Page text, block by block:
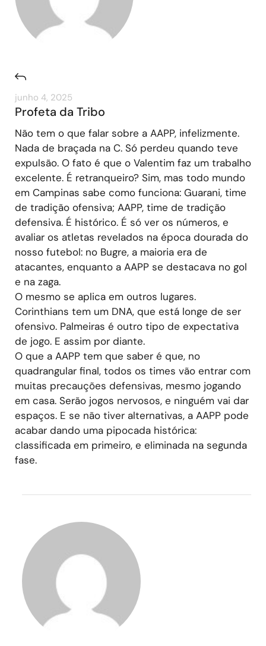
junho 4, 2025
Profeta da Tribo
Não tem o que falar sobre a AAPP, infelizmente.
Nada de braçada na C. Só perdeu quando teve
expulsão. O fato é que o Valentim faz um trabalho
excelente. É retranqueiro? Sim, mas todo mundo
em Campinas sabe como funciona: Guarani, time
de tradição ofensiva; AAPP, time de tradição
defensiva. É histórico. É só ver os números, e
avaliar os atletas revelados na época dourada do
nosso futebol: no Bugre, a maioria era de
atacantes, enquanto a AAPP se destacava no gol
e na zaga.
O mesmo se aplica em outros lugares.
Corinthians tem um DNA, que está longe de ser
ofensivo. Palmeiras é outro tipo de expectativa
de jogo. E assim por diante.
O que a AAPP tem que saber é que, no
quadrangular final, todos os times vão entrar com
muitas precauções defensivas, mesmo jogando
em casa. Serão jogos nervosos, e ninguém vai dar
espaços. E se não tiver alternativas, a AAPP pode
acabar dando uma pipocada histórica:
classificada em primeiro, e eliminada na segunda
fase.